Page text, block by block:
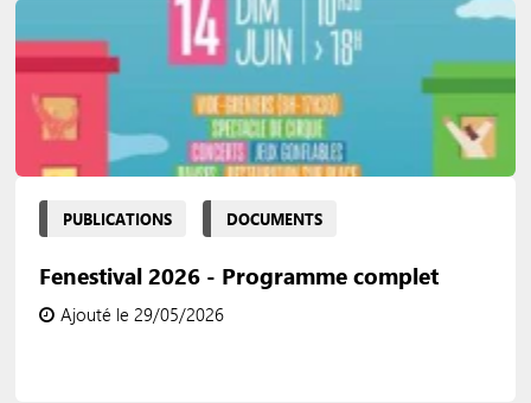
PUBLICATIONS DOCUMENTS
Fenestival 2026 - Programme complet
Ajouté le 29/05/2026